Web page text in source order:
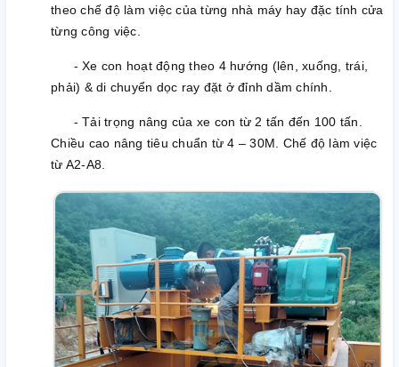
theo chế độ làm việc của từng nhà máy hay đặc tính cửa
từng công việc.
- Xe con hoạt động theo 4 hướng (lên, xuống, trái,
phải) & di chuyển dọc ray đặt ở đỉnh dầm chính.
- Tải trọng nâng của xe con từ 2 tấn đến 100 tấn.
Chiều cao nâng tiêu chuẩn từ 4 – 30M. Chế độ làm việc
từ A2-A8.